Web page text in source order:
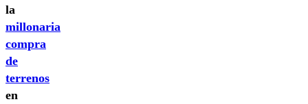
la
millonaria
compra
de
terrenos
en